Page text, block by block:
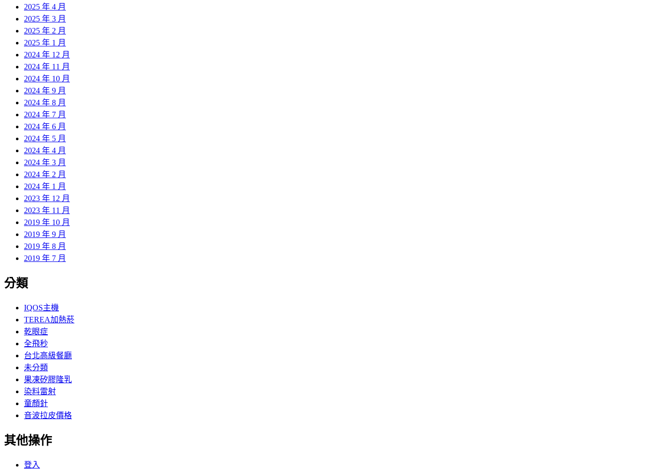
2025 年 4 月
2025 年 3 月
2025 年 2 月
2025 年 1 月
2024 年 12 月
2024 年 11 月
2024 年 10 月
2024 年 9 月
2024 年 8 月
2024 年 7 月
2024 年 6 月
2024 年 5 月
2024 年 4 月
2024 年 3 月
2024 年 2 月
2024 年 1 月
2023 年 12 月
2023 年 11 月
2019 年 10 月
2019 年 9 月
2019 年 8 月
2019 年 7 月
分類
IQOS主機
TEREA加熱菸
乾眼症
全飛秒
台北高級餐廳
未分類
果凍矽膠隆乳
染料雷射
童顏針
音波拉皮價格
其他操作
登入